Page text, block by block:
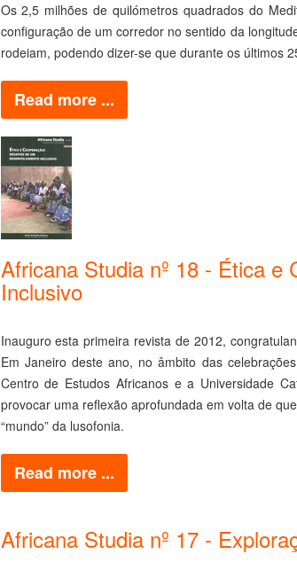
Os 2,5 milhões de quilómetros quadrados do
configuração de um corredor no sentido da
rodeiam, podendo dizer-se que durante os últimos
Read more ...
Africana Studia nº 18 - Ética e
Inclusivo
Inauguro esta primeira revista de 2012,
Em Janeiro deste ano, no âmbito das
Centro de Estudos Africanos e a Universidade
provocar uma reflexão aprofundada em volta de
“mundo” da lusofonia.
Read more ...
Africana Studia nº 17 -